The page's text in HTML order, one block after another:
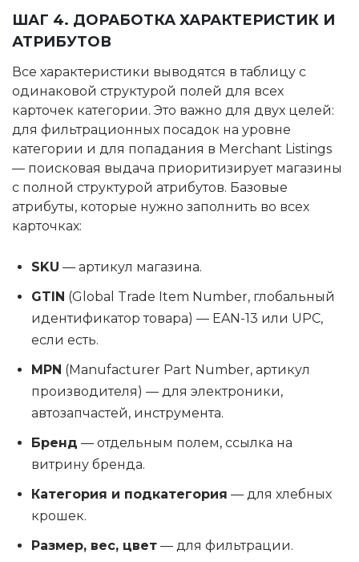
ШАГ 4. ДОРАБОТКА ХАРАКТЕРИСТИК И
АТРИБУТОВ
Все характеристики выводятся в таблицу с
одинаковой структурой полей для всех
карточек категории. Это важно для двух целей:
для фильтрационных посадок на уровне
категории и для попадания в Merchant Listings
— поисковая выдача приоритизирует магазины
с полной структурой атрибутов. Базовые
атрибуты, которые нужно заполнить во всех
карточках:
SKU — артикул магазина.
GTIN (Global Trade Item Number, глобальный
идентификатор товара) — EAN-13 или UPC,
если есть.
MPN (Manufacturer Part Number, артикул
производителя) — для электроники,
автозапчастей, инструмента.
Бренд — отдельным полем, ссылка на
витрину бренда.
Категория и подкатегория — для хлебных
крошек.
Размер, вес, цвет — для фильтрации.